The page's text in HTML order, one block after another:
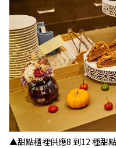
▲甜點櫃裡供應8 到12 種甜